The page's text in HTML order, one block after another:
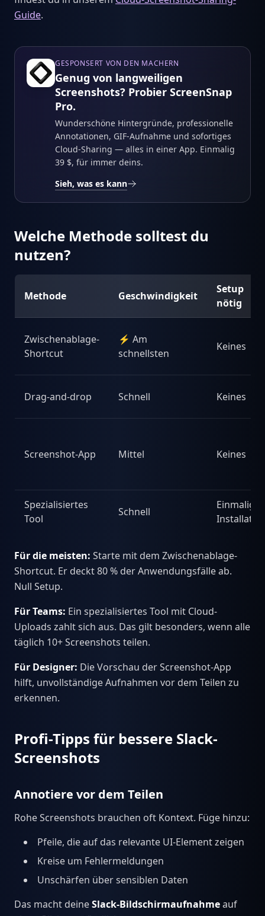
Guide.
GESPONSERT VON DEN MACHERN
Genug von langweiligen
Screenshots? Probier ScreenSnap
Pro.
Wunderschöne Hintergründe, professionelle
Annotationen, GIF-Aufnahme und sofortiges
Cloud-Sharing — alles in einer App. Einmalig
39 $, für immer deins.
Sieh, was es kann
Welche Methode solltest du
nutzen?
Methode Geschwindigkeit
Setup
nötig
Zwischenablage-
Shortcut
⚡ Am
schnellsten
Keines
Drag-and-drop Schnell Keines
Screenshot-App Mittel Keines
Spezialisiertes
Tool
Schnell
Einmalige
Für die meisten: Starte mit dem Zwischenablage-
Shortcut. Er deckt 80 % der Anwendungsfälle ab.
Null Setup.
Für Teams: Ein spezialisiertes Tool mit Cloud-
Uploads zahlt sich aus. Das gilt besonders, wenn alle
täglich 10+ Screenshots teilen.
Für Designer: Die Vorschau der Screenshot-App
hilft, unvollständige Aufnahmen vor dem Teilen zu
erkennen.
Profi-Tipps für bessere Slack-
Screenshots
Annotiere vor dem Teilen
Rohe Screenshots brauchen oft Kontext. Füge hinzu:
Pfeile, die auf das relevante UI-Element zeigen
Kreise um Fehlermeldungen
Unschärfen über sensiblen Daten
Das macht deineSlack-Bildschirmaufnahmeauf